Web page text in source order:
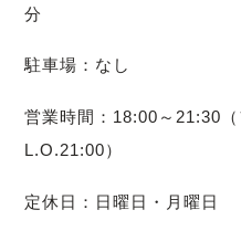
分
駐車場：なし
営業時間：18:00～21:30
L.O.21:00）
定休日：日曜日・月曜日